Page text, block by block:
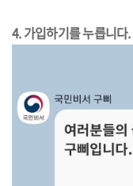
4. 가입하기를 누릅니다.